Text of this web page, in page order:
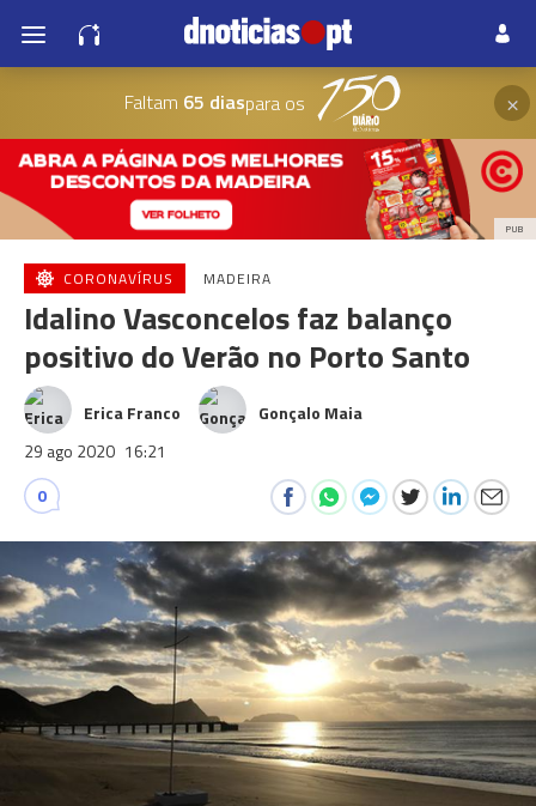
Faltam 65 diaspara os ×
PUB
CORONAVÍRUS MADEIRA
Idalino Vasconcelos faz balanço
positivo do Verão no Porto Santo
Erica Franco
Gonçalo Maia
29 ago 2020 16:21
0